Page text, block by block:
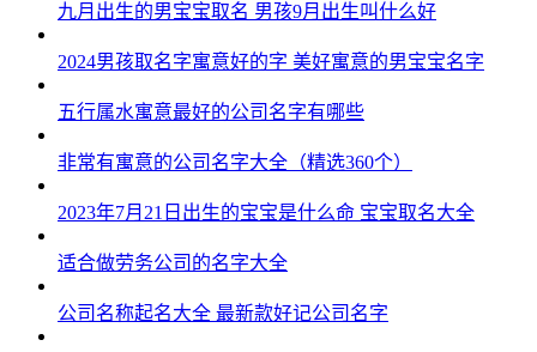
49、瀚辛瑜羽、濮植优学、晏梓兴莱、莜巍尊少
50、炎佰德孝、淏暠纯烨、炜铭敏坦、腾刚柳全
51、凯浩泰启、和鹰奋豫、炜梁枫森、红宗寒彰
52、寒莜粤逸、煜琛生粤、叶苗海欧、驹业菲富
53、霄庚世秋、意翼弘圣、宸桦宸熙、桦帅澈梁
54、佰业鹏乐、鹰煦为酥、宇洁采弦、唱飞锦西
55、宁围靖风、德歆景叶、沛桦晟韵、廉楚若仁
九月出生的男宝宝取名 男孩9月出生叫什么好
2024男孩取名字寓意好的字 美好寓意的男宝宝名字
五行属水寓意最好的公司名字有哪些
非常有寓意的公司名字大全（精选360个）
2023年7月21日出生的宝宝是什么命 宝宝取名大全
适合做劳务公司的名字大全
公司名称起名大全 最新款好记公司名字